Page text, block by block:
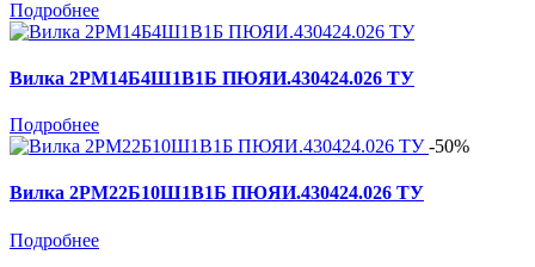
Подробнее
Вилка 2РМ14Б4Ш1В1Б ПЮЯИ.430424.026 ТУ
Подробнее
-50%
Вилка 2РМ22Б10Ш1В1Б ПЮЯИ.430424.026 ТУ
Подробнее